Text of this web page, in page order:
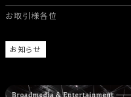
お取引様各位
お知らせ